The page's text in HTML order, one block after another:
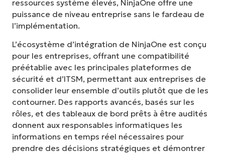
ressources système élevés, NinjaOne offre une
puissance de niveau entreprise sans le fardeau de
l’implémentation.
L’écosystème d’intégration de NinjaOne est conçu
pour les entreprises, offrant une compatibilité
préétablie avec les principales plateformes de
sécurité et d’ITSM, permettant aux entreprises de
consolider leur ensemble d’outils plutôt que de les
contourner. Des rapports avancés, basés sur les
rôles, et des tableaux de bord prêts à être audités
donnent aux responsables informatiques les
informations en temps réel nécessaires pour
prendre des décisions stratégiques et démontrer